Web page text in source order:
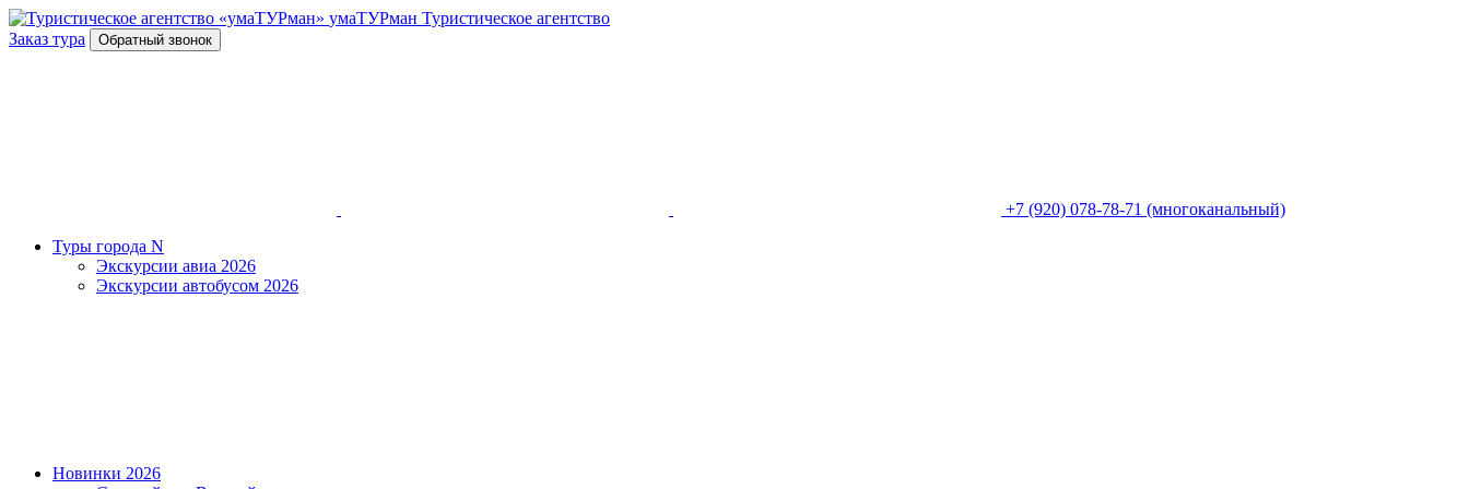
умаТУРман Туристическое агентство
Заказ тура
Обратный звонок
+7 (920) 078-78-71 (многоканальный)
Туры города N
Экскурсии авиа 2026
Экскурсии автобусом 2026
Новинки 2026